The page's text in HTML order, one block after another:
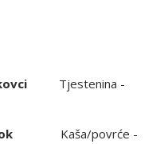
B
Tjestenina -
Kaša/povrće -